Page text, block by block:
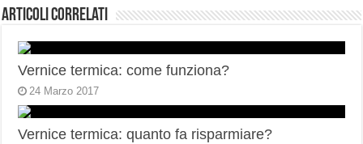
Articoli correlati
Vernice termica: come funziona?
24 Marzo 2017
Vernice termica: quanto fa risparmiare?